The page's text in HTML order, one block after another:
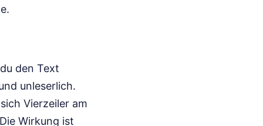
den Text
unleserlich.
Vierzeiler am
Wirkung ist